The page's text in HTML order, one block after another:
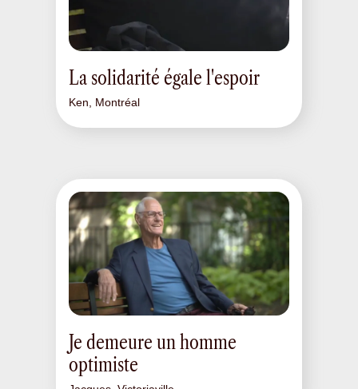
La solidarité égale l'espoir
Ken, Montréal
Je demeure un homme
optimiste